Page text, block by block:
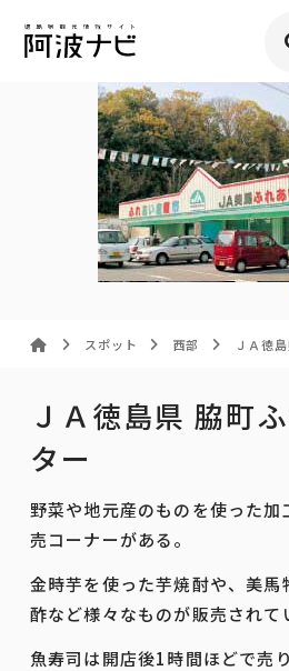
スポット 西部 ＪＡ徳
ＪＡ徳島県 脇町
ター
野菜や地元産のものを使った
売コーナーがある。
金時芋を使った芋焼酎や、美馬
酢など様々なものが販売されて
魚寿司は開店後1時間ほどで売